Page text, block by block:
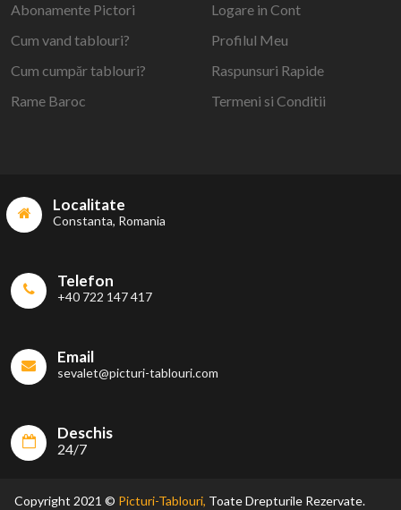
Abonamente Pictori
Cum vand tablouri?
Cum cumpăr tablouri?
Rame Baroc
Logare in Cont
Profilul Meu
Raspunsuri Rapide
Termeni si Conditii
Localitate
Constanta, Romania
Telefon
+40 722 147 417
Email
sevalet@picturi-tablouri.com
Deschis
24/7
Copyright 2021 © Picturi-Tablouri, Toate Drepturile Rezervate.